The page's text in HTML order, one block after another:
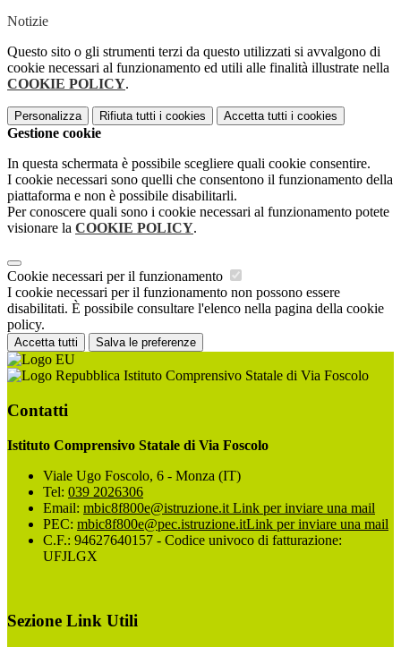
Notizie
Questo sito o gli strumenti terzi da questo utilizzati si avvalgono di
cookie necessari al funzionamento ed utili alle finalità illustrate nella
COOKIE POLICY.
Personalizza Rifiuta tutti i cookies Accetta tutti i cookies
Gestione cookie
In questa schermata è possibile scegliere quali cookie consentire.
I cookie necessari sono quelli che consentono il funzionamento della
piattaforma e non è possibile disabilitarli.
Per conoscere quali sono i cookie necessari al funzionamento potete
visionare la COOKIE POLICY.
Cookie necessari per il funzionamento
I cookie necessari per il funzionamento non possono essere
disabilitati. È possibile consultare l'elenco nella pagina della cookie
policy.
Accetta tutti Salva le preferenze
Istituto Comprensivo Statale di Via Foscolo
Contatti
Istituto Comprensivo Statale di Via Foscolo
Viale Ugo Foscolo, 6 - Monza (IT)
Tel: 039 2026306
Email: mbic8f800e@istruzione.it Link per inviare una mail
PEC: mbic8f800e@pec.istruzione.itLink per inviare una mail
C.F.: 94627640157 - Codice univoco di fatturazione:
UFJLGX
Sezione Link Utili